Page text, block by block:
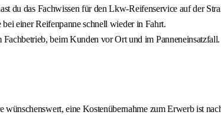
du das Fachwissen für den Lkw-Reifenservice auf der
einer Reifenpanne schnell wieder in Fahrt.
beim Kunden vor Ort und im Panneneinsatzfall.
eine Kostenübernahme zum Erwerb ist